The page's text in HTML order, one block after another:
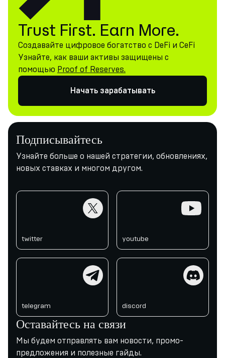
Trust First. Earn More.
Создавайте цифровое богатство с DeFi и CeFi
Узнайте, как ваши активы защищены с
помощью Proof of Reserves.
Начать зарабатывать
Подписывайтесь
Узнайте больше о нашей стратегии, обновлениях,
новых ставках и многом другом.
twitter youtube
telegram discord
Оставайтесь на связи
Мы будем отправлять вам новости, промо-
предложения и полезные гайды.